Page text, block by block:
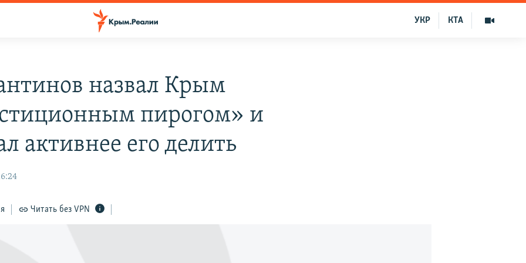
КТА
УКР
назвал Крым
пирогом» и
активнее его делить
Читать без VPN